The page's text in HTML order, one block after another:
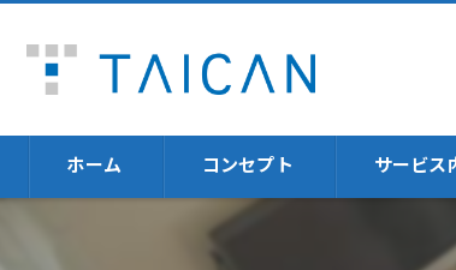
ホーム コンセプト サービス
不動産売却